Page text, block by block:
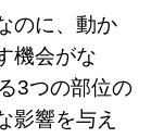
のに、動か
機会がな
3つの部位の
影響を与え